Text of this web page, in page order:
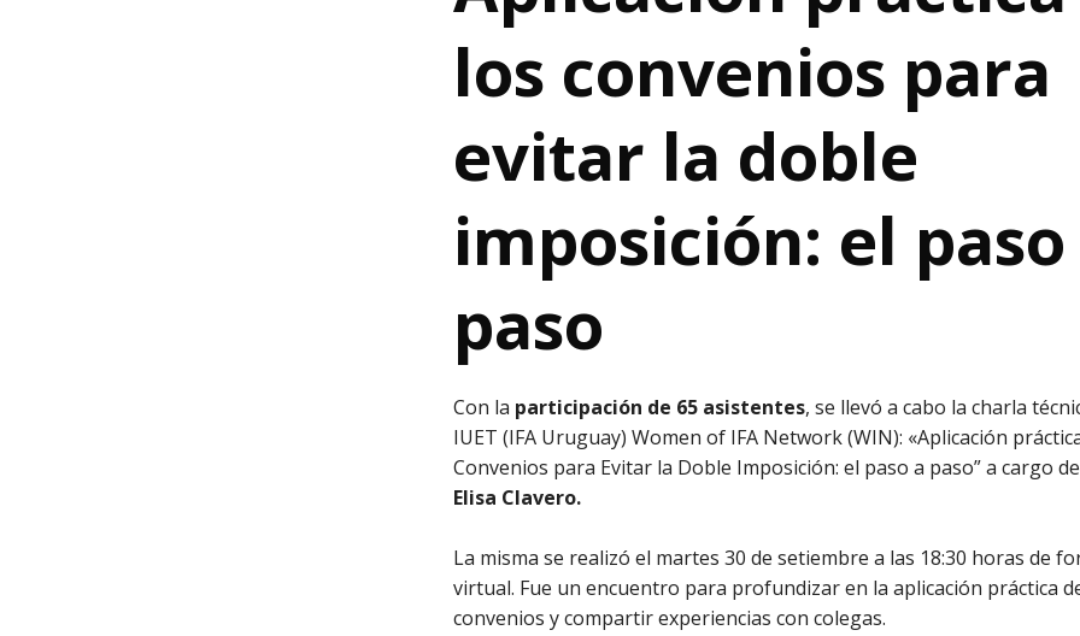
los convenios para
evitar la doble
imposición: el paso
paso
Con la participación de 65 asistentes, se llevó a cabo la charla
IUET (IFA Uruguay) Women of IFA Network (WIN): «Aplicación
Convenios para Evitar la Doble Imposición: el paso a paso” a cargo
Elisa Clavero.
La misma se realizó el martes 30 de setiembre a las 18:30 horas de
virtual. Fue un encuentro para profundizar en la aplicación práctica
convenios y compartir experiencias con colegas.